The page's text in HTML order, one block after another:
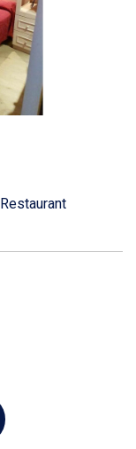
Restaurant